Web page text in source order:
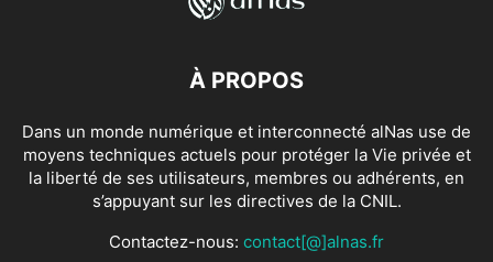
À PROPOS
Dans un monde numérique et interconnecté alNas use de
moyens techniques actuels pour protéger la Vie privée et
la liberté de ses utilisateurs, membres ou adhérents, en
s’appuyant sur les directives de la CNIL.
Contactez-nous: contact[@]alnas.fr